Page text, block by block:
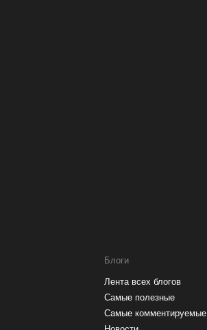
Блоги
Лента всех блогов
Самые полезные
Самые комментируемые